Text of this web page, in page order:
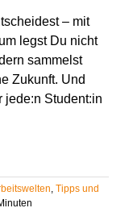
– mit
legst Du nicht
sammelst
Zukunft. Und
jede:n Student:in
, Tipps und